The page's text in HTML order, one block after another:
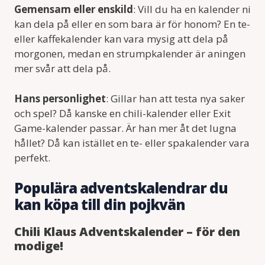
Gemensam eller enskild: Vill du ha en kalender ni
kan dela på eller en som bara är för honom? En te-
eller kaffekalender kan vara mysig att dela på
morgonen, medan en strumpkalender är aningen
mer svår att dela på.
Hans personlighet: Gillar han att testa nya saker
och spel? Då kanske en chili-kalender eller Exit
Game-kalender passar. Är han mer åt det lugna
hållet? Då kan istället en te- eller spakalender vara
perfekt.
Populära adventskalendrar du
kan köpa till din pojkvän
Chili Klaus Adventskalender – för den
modige!